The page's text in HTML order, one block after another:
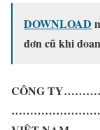
DOWNLOAD
đơn cũ khi
CÔNG